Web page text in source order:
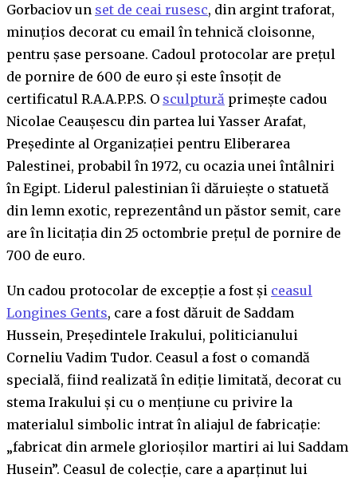
Gorbaciov un set de ceai rusesc, din argint traforat,
minuțios decorat cu email în tehnică cloisonne,
pentru șase persoane. Cadoul protocolar are prețul
de pornire de 600 de euro și este însoțit de
certificatul R.A.A.P.P.S. O sculptură primește cadou
Nicolae Ceaușescu din partea lui Yasser Arafat,
Președinte al Organizației pentru Eliberarea
Palestinei, probabil în 1972, cu ocazia unei întâlniri
în Egipt. Liderul palestinian îi dăruiește o statuetă
din lemn exotic, reprezentând un păstor semit, care
are în licitația din 25 octombrie prețul de pornire de
700 de euro.
Un cadou protocolar de excepție a fost și ceasul
Longines Gents, care a fost dăruit de Saddam
Hussein, Președintele Irakului, politicianului
Corneliu Vadim Tudor. Ceasul a fost o comandă
specială, fiind realizată în ediție limitată, decorat cu
stema Irakului și cu o mențiune cu privire la
materialul simbolic intrat în aliajul de fabricație:
„fabricat din armele glorioșilor martiri ai lui Saddam
Husein”. Ceasul de colecție, care a aparținut lui